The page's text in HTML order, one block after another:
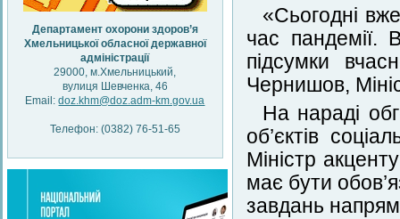
Департамент охорони здоров’я
Хмельницької обласної державної
адміністрації
29000, м.Хмельницький,
вулиця Шевченка, 46
Email:doz.khm@doz.adm-km.gov.ua
Телефон: (0382) 76-51-65
«Сьогодні
час пандемії.
підсумки
Чернишов,
На нараді
об’єктів
Міністр
має бути
завдань